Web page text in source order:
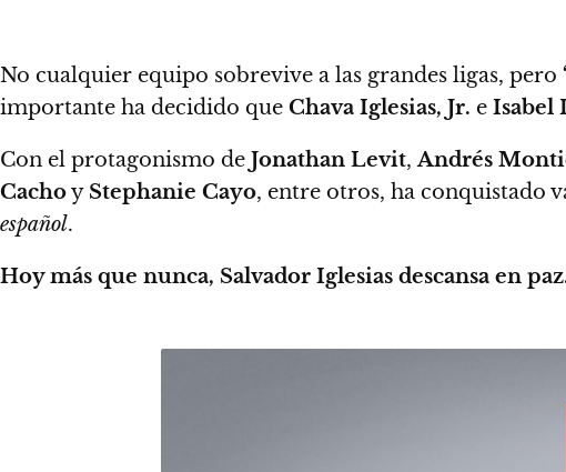
No cualquier equipo sobrevive a las grandes ligas, pero ‘
importante ha decidido que Chava Iglesias, Jr. e Isabel
Con el protagonismo de Jonathan Levit,Andrés
Cachoy Stephanie Cayo, entre otros, ha conquistado
español.
Hoy más que nunca, Salvador Iglesias descansa en